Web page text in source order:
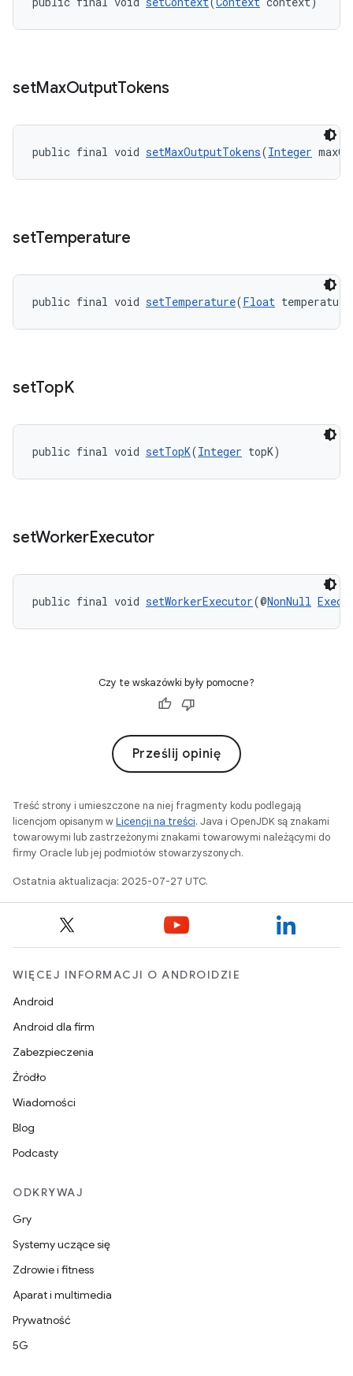
setMaxOutputTokens
public final void setMaxOutputTokens(Integer
setTemperature
public final void setTemperature(Float
setTopK
public final void setTopK(Integer topK)
setWorkerExecutor
public final void setWorkerExecutor(@NonNull
Czy te wskazówki były pomocne?
Prześlij opinię
Treść strony i umieszczone na niej fragmenty kodu podlegają
licencjom opisanym wLicencji na treści. Java i OpenJDK są znakami
towarowymi lub zastrzeżonymi znakami towarowymi należącymi do
firmy Oracle lub jej podmiotów stowarzyszonych.
Ostatnia aktualizacja: 2025-07-27 UTC.
WIĘCEJ INFORMACJI O ANDROIDZIE
Android
Android dla firm
Zabezpieczenia
Źródło
Wiadomości
Blog
Podcasty
ODKRYWAJ
Gry
Systemy uczące się
Zdrowie i fitness
Aparat i multimedia
Prywatność
5G